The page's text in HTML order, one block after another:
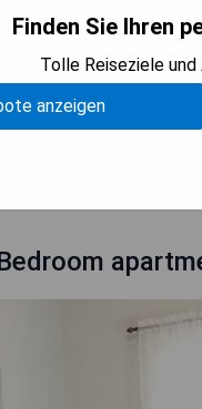
Finden Sie Ihren
Tolle Reiseziele
anzeigen